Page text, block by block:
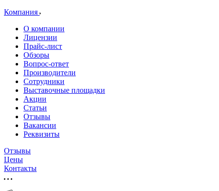
Компания
О компании
Лицензии
Прайс-лист
Обзоры
Вопрос-ответ
Производители
Сотрудники
Выставочные площадки
Акции
Статьи
Отзывы
Вакансии
Реквизиты
Отзывы
Цены
Контакты